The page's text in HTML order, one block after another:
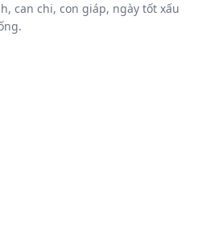
can chi, con giáp, ngày tốt xấu